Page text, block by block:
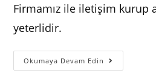
Firmamız ile iletişim kurup
yeterlidir.
Okumaya Devam Edin Küçükköy
Hurdacı